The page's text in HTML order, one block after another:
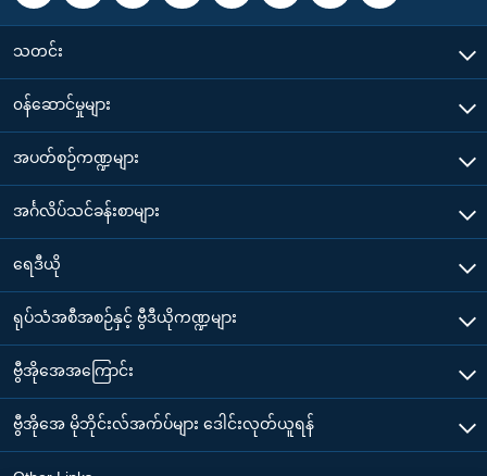
သတင်း
၀န်ဆောင်မှုများ
အပတ်စဉ်ကဏ္ဍများ
အင်္ဂလိပ်သင်ခန်းစာများ
ရေဒီယို
ရုပ်သံအစီအစဉ်နှင့် ဗွီဒီယိုကဏ္ဍများ
ဗွီအိုအေအကြောင်း
ဗွီအိုအေ မိုဘိုင်းလ်အက်ပ်များ ဒေါင်းလုတ်ယူရန်